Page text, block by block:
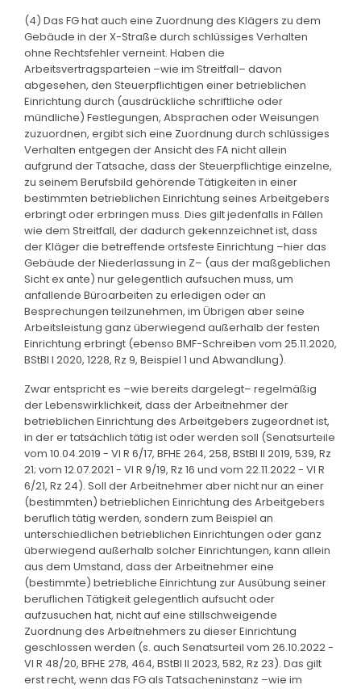
(4) Das FG hat auch eine Zuordnung des Klägers zu dem
Gebäude in der X-Straße durch schlüssiges Verhalten
ohne Rechtsfehler verneint. Haben die
Arbeitsvertragsparteien –wie im Streitfall– davon
abgesehen, den Steuerpflichtigen einer betrieblichen
Einrichtung durch (ausdrückliche schriftliche oder
mündliche) Festlegungen, Absprachen oder Weisungen
zuzuordnen, ergibt sich eine Zuordnung durch schlüssiges
Verhalten entgegen der Ansicht des FA nicht allein
aufgrund der Tatsache, dass der Steuerpflichtige einzelne,
zu seinem Berufsbild gehörende Tätigkeiten in einer
bestimmten betrieblichen Einrichtung seines Arbeitgebers
erbringt oder erbringen muss. Dies gilt jedenfalls in Fällen
wie dem Streitfall, der dadurch gekennzeichnet ist, dass
der Kläger die betreffende ortsfeste Einrichtung –hier das
Gebäude der Niederlassung in Z– (aus der maßgeblichen
Sicht ex ante) nur gelegentlich aufsuchen muss, um
anfallende Büroarbeiten zu erledigen oder an
Besprechungen teilzunehmen, im Übrigen aber seine
Arbeitsleistung ganz überwiegend außerhalb der festen
Einrichtung erbringt (ebenso BMF-Schreiben vom 25.11.2020,
BStBl I 2020, 1228, Rz 9, Beispiel 1 und Abwandlung).
Zwar entspricht es –wie bereits dargelegt– regelmäßig
der Lebenswirklichkeit, dass der Arbeitnehmer der
betrieblichen Einrichtung des Arbeitgebers zugeordnet ist,
in der er tatsächlich tätig ist oder werden soll (Senatsurteile
vom 10.04.2019 - VI R 6/17, BFHE 264, 258, BStBl II 2019, 539, Rz
21; vom 12.07.2021 - VI R 9/19, Rz 16 und vom 22.11.2022 - VI R
6/21, Rz 24). Soll der Arbeitnehmer aber nicht nur an einer
(bestimmten) betrieblichen Einrichtung des Arbeitgebers
beruflich tätig werden, sondern zum Beispiel an
unterschiedlichen betrieblichen Einrichtungen oder ganz
überwiegend außerhalb solcher Einrichtungen, kann allein
aus dem Umstand, dass der Arbeitnehmer eine
(bestimmte) betriebliche Einrichtung zur Ausübung seiner
beruflichen Tätigkeit gelegentlich aufsucht oder
aufzusuchen hat, nicht auf eine stillschweigende
Zuordnung des Arbeitnehmers zu dieser Einrichtung
geschlossen werden (s. auch Senatsurteil vom 26.10.2022 -
VI R 48/20, BFHE 278, 464, BStBl II 2023, 582, Rz 23). Das gilt
erst recht, wenn das FG als Tatsacheninstanz –wie im